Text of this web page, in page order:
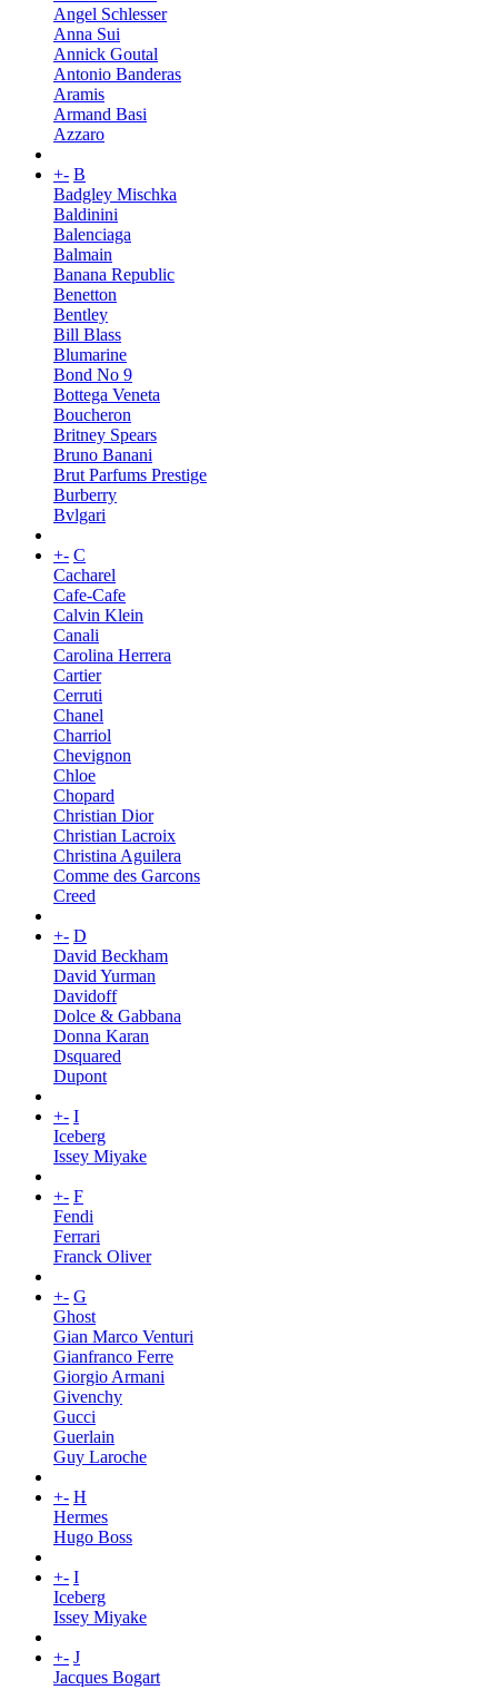
Angel Schlesser
Anna Sui
Annick Goutal
Antonio Banderas
Aramis
Armand Basi
Azzaro
+- B
Badgley Mischka
Baldinini
Balenciaga
Balmain
Banana Republic
Benetton
Bentley
Bill Blass
Blumarine
Bond No 9
Bottega Veneta
Boucheron
Britney Spears
Bruno Banani
Brut Parfums Prestige
Burberry
Bvlgari
+- C
Cacharel
Cafe-Cafe
Calvin Klein
Canali
Carolina Herrera
Cartier
Cerruti
Chanel
Charriol
Chevignon
Chloe
Chopard
Christian Dior
Christian Lacroix
Christina Aguilera
Comme des Garcons
Creed
+- D
David Beckham
David Yurman
Davidoff
Dolce & Gabbana
Donna Karan
Dsquared
Dupont
+- I
Iceberg
Issey Miyake
+- F
Fendi
Ferrari
Franck Oliver
+- G
Ghost
Gian Marco Venturi
Gianfranco Ferre
Giorgio Armani
Givenchy
Gucci
Guerlain
Guy Laroche
+- H
Hermes
Hugo Boss
+- I
Iceberg
Issey Miyake
+- J
Jacques Bogart